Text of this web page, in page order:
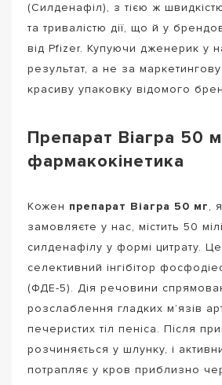
(Силденафіл), з тією ж
та тривалістю дії, що й у
від Pfizer. Купуючи дженерик у
результат, а не за маркетингову
красиву упаковку відомого
Препарат Віагра 50
фармакокінетика
Кожен препарат Віагра 50 мг,
замовляєте у нас, містить 50
силденафілу у формі цитрату.
селективний інгібітор
(ФДЕ-5). Дія речовини
розслаблення гладких м’язів
печеристих тіл пеніса. Після
розчиняється у шлунку, і
потрапляє у кров приблизно